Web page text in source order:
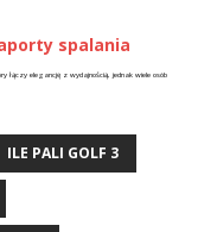
spalania
łączy elegancję z wydajnością, jednak wiele osób
ILE PALI GOLF 3